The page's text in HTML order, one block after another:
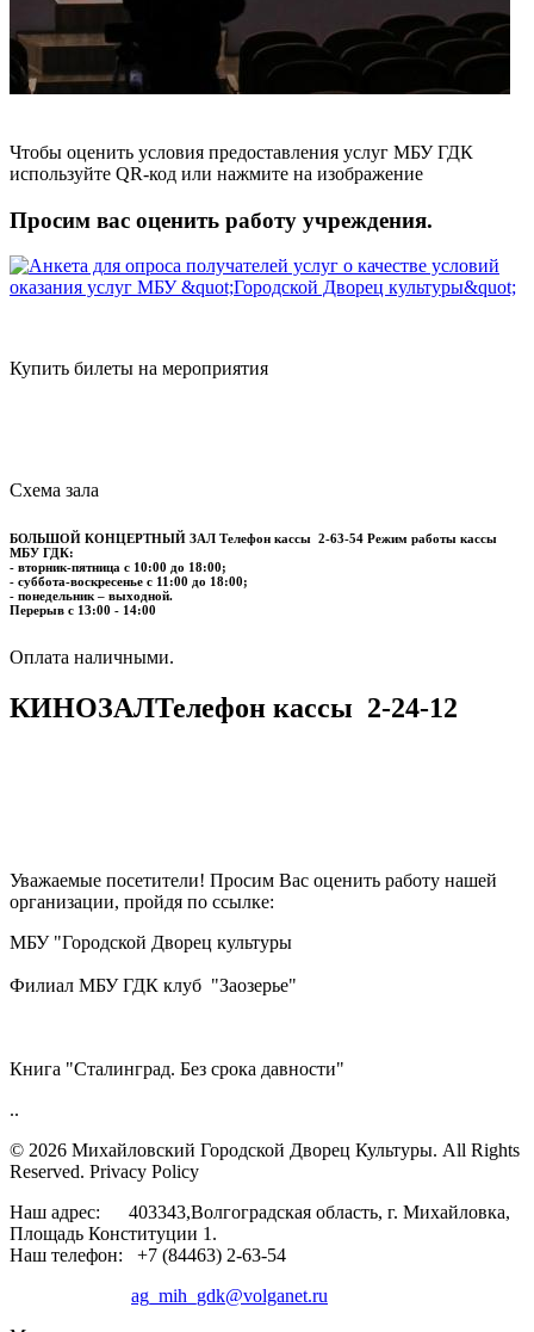
Чтобы оценить условия предоставления услуг МБУ ГДК
используйте QR-код или нажмите на изображение
Просим вас оценить работу учреждения.
Купить билеты на мероприятия
Схема зала
БОЛЬШОЙ КОНЦЕРТНЫЙ ЗАЛ Телефон кассы 2-63-54 Режим работы кассы
МБУ ГДК:
- вторник-пятница с 10:00 до 18:00;
- суббота-воскресенье с 11:00 до 18:00;
- понедельник – выходной.
Перерыв с 13:00 - 14:00
​​​​​​​Оплата наличными.
КИНОЗАЛТелефон кассы 2-24-12
Уважаемые посетители! Просим Вас оценить работу нашей
организации, пройдя по ссылке:
МБУ "Городской Дворец культуры
Филиал МБУ ГДК клуб "Заозерье"
Книга "Сталинград. Без срока давности"
..
© 2026 Михайловский Городской Дворец Культуры. All Rights
Reserved. Privacy Policy
Наш адрес: 403343,Волгоградская область, г. Михайловка,
Площадь Конституции 1.
Наш телефон: +7 (84463) 2-63-54
ag_mih_gdk@volganet.ru